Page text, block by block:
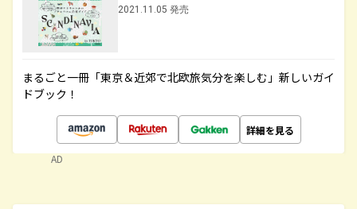
2021.11.05 発売
まるごと一冊「東京＆近郊で北欧旅気分を楽しむ」新しいガイ
ドブック！
詳細を見る
AD